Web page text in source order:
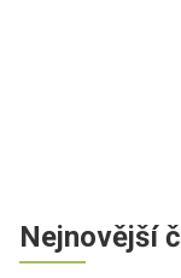
Nejnovější